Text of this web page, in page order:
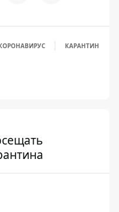
КАРАНТИН